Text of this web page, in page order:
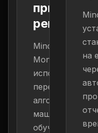
принятии
решений
Mind
Money
использует
передовые
алгоритмы
машинного
обучения
на